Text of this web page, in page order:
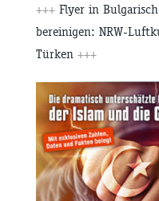
+++ Flyer in
bereinigen: NRW-
Türken +++